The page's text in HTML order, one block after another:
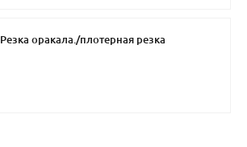
Резка оракала./плотерная резка